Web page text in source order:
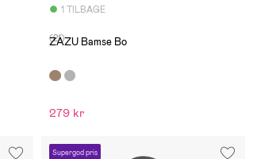
1 TILBAGE
(21)
ZAZU Bamse Bo
279 kr
Supergod pris